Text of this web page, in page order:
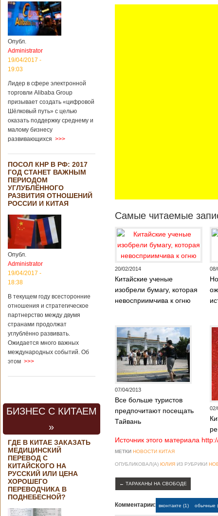
Опубл.
Administrator
19/04/2017 -
19:03
Лидер в сфере электронной
торговли Alibaba Group
призывает создать «цифровой
Шёлковый путь» с целью
оказать поддержку среднему и
малому бизнесу
развивающихся >>>
ПОСОЛ КНР В РФ: 2017
ГОД СТАНЕТ ВАЖНЫМ
ПЕРИОДОМ
УГЛУБЛЁННОГО
РАЗВИТИЯ ОТНОШЕНИЙ
РОССИИ И КИТАЯ
Опубл.
Administrator
19/04/2017 -
18:38
В текущем году всесторонние
отношения и стратегическое
партнерство между двумя
странами продолжат
углублённо развивать.
Ожидается много важных
международных событий. Об
этом >>>
БИЗНЕС С КИТАЕМ
»
ГДЕ В КИТАЕ ЗАКАЗАТЬ
МЕДИЦИНСКИЙ
ПЕРЕВОД С
КИТАЙСКОГО НА
РУССКИЙ ИЛИ ЦЕНА
ХОРОШЕГО
ПЕРЕВОДЧИКА В
ПОДНЕБЕСНОЙ?
Самые читаемые
20/02/2014
Китайские ученые
изобрели бумагу, которая
невосприимчива к огню
08/
07/04/2013
Все больше туристов
предпочитают посещать
Тайвань
02/
Источник этого материала
МЕТКИ НОВОСТИ КИТАЯ
ОПУБЛИКОВАЛ(А) ЮЛИЯ ИЗ РУБРИКИ
← ТАРАКАНЫ НА СВОБОДЕ
Комментарии: вконтакте (1) обычные